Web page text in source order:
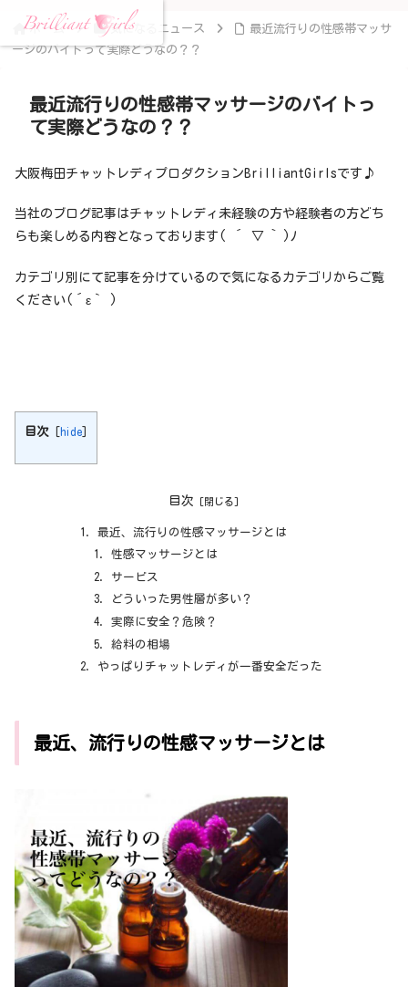
ホーム 気になるニュース
最近流行りの性感帯マッサ
ージのバイトって実際どうなの？？
最近流行りの性感帯マッサージのバイトっ
て実際どうなの？？
大阪梅田チャットレディプロダクションBrilliantGirlsです♪
当社のブログ記事はチャットレディ未経験の方や経験者の方どち
らも楽しめる内容となっております( ´ ▽ ` )ﾉ
カテゴリ別にて記事を分けているので気になるカテゴリからご覧
ください(´ε｀ )
目次 [hide]
目次
最近、流行りの性感マッサージとは
性感マッサージとは
サービス
どういった男性層が多い？
実際に安全？危険？
給料の相場
やっぱりチャットレディが一番安全だった
最近、流行りの性感マッサージとは